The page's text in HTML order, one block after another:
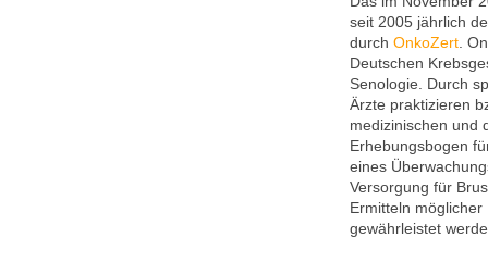
seit 2005 jährlich
durch OnkoZert.
Deutschen
Senologie. Durch
Ärzte praktizieren
medizinischen und
Erhebungsbogen
eines
Versorgung für
Ermitteln
gewährleistet